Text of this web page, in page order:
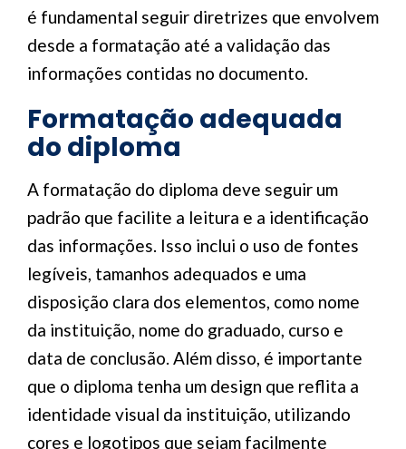
é fundamental seguir diretrizes que envolvem
desde a formatação até a validação das
informações contidas no documento.
Formatação adequada
do diploma
A formatação do diploma deve seguir um
padrão que facilite a leitura e a identificação
das informações. Isso inclui o uso de fontes
legíveis, tamanhos adequados e uma
disposição clara dos elementos, como nome
da instituição, nome do graduado, curso e
data de conclusão. Além disso, é importante
que o diploma tenha um design que reflita a
identidade visual da instituição, utilizando
cores e logotipos que sejam facilmente